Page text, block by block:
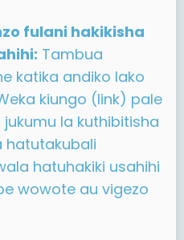
fulani hakikisha
Tambua
katika andiko lako
kiungo (link) pale
la kuthibitisha
hatutakubali
hatuhakiki usahihi
wowote au vigezo